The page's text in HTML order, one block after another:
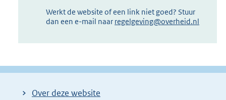
Werkt de website of een link niet goed? Stuur
dan een e-mail naar regelgeving@overheid.nl
Over deze website